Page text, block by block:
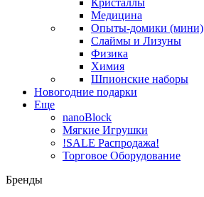
Кристаллы
Медицина
Опыты-домики (мини)
Слаймы и Лизуны
Физика
Химия
Шпионские наборы
Новогодние подарки
Еще
nanoBlock
Мягкие Игрушки
!SALE Распродажа!
Торговое Оборудование
Бренды